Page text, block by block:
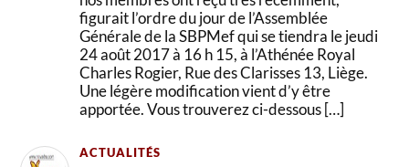
figurait l’ordre du jour de l’Assemblée
Générale de la SBPMef qui se tiendra le jeudi
24 août 2017 à 16 h 15, à l’Athénée Royal
Charles Rogier, Rue des Clarisses 13, Liège.
Une légère modification vient d’y être
apportée. Vous trouverez ci-dessous […]
ACTUALITÉS